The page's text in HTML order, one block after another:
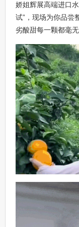
娇姐辉展高端进口
试”，现场为你品尝
劣酸甜每一颗都毫